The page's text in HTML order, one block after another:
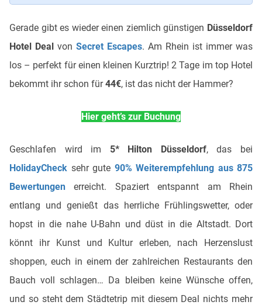
Gerade gibt es wieder einen ziemlich günstigen Düsseldorf
Hotel Deal von Secret Escapes. Am Rhein ist immer was
los – perfekt für einen kleinen Kurztrip! 2 Tage im top Hotel
bekommt ihr schon für44€, ist das nicht der Hammer?
Hier geht’s zur Buchung
Geschlafen wird im 5* Hilton Düsseldorf, das bei
HolidayCheck sehr gute 90% Weiterempfehlung aus 875
Bewertungen erreicht. Spaziert entspannt am Rhein
entlang und genießt das herrliche Frühlingswetter, oder
hopst in die nahe U-Bahn und düst in die Altstadt. Dort
könnt ihr Kunst und Kultur erleben, nach Herzenslust
shoppen, euch in einem der zahlreichen Restaurants den
Bauch voll schlagen… Da bleiben keine Wünsche offen,
und so steht dem Städtetrip mit diesem Deal nichts mehr